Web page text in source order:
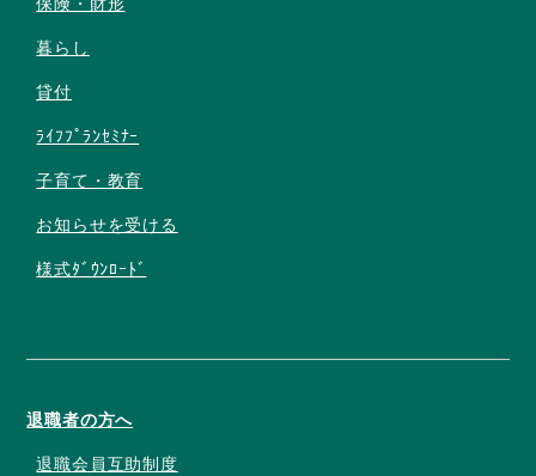
保険・財形
暮らし
貸付
ﾗｲﾌﾌﾟﾗﾝｾﾐﾅｰ
子育て・教育
お知らせを受ける
様式ﾀﾞｳﾝﾛｰﾄﾞ
退職者の方へ
退職会員互助制度